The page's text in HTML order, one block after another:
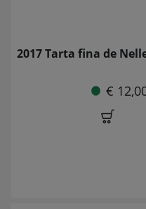
2017 Tarta fina de
€